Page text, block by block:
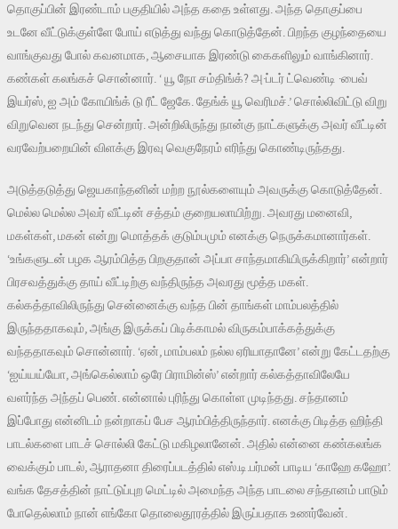
தொகுப்பின் இரண்டாம் பகுதியில் அந்த கதை உள்ளது. அந்த தொகுப்பை
உடனே வீட்டுக்குள்ளே போய் எடுத்து வந்து கொடுத்தேன். பிறந்த குழந்தையை
வாங்குவது போல் கவனமாக, ஆசையாக இரண்டு கைகளிலும் வாங்கினார்.
கண்கள் கலங்கச் சொன்னார். ‘ யூ நோ சம்திங்க்? அ·ப்டர் ட்வெண்டி ·பைவ்
இயர்ஸ், ஐ அம் கோயிங்க் டு ரீட் ஜேகே. தேங்க் யூ வெரிமச்.’ சொல்லிவிட்டு விறு
விறுவென நடந்து சென்றார். அன்றிலிருந்து நான்கு நாட்களுக்கு அவர் வீட்டின்
வரவேற்பறையின் விளக்கு இரவு வெகுநேரம் எரிந்து கொண்டிருந்தது.
அடுத்தடுத்து ஜெயகாந்தனின் மற்ற நூல்களையும் அவருக்கு கொடுத்தேன்.
மெல்ல மெல்ல அவர் வீட்டின் சத்தம் குறையலாயிற்று. அவரது மனைவி,
மகள்கள், மகன் என்று மொத்தக் குடும்பமும் எனக்கு நெருக்கமானார்கள்.
‘உங்களுடன் பழக ஆரம்பித்த பிறகுதான் அப்பா சாந்தமாகியிருக்கிறார்’ என்றார்
பிரசவத்துக்கு தாய் வீட்டிற்கு வந்திருந்த அவரது மூத்த மகள்.
கல்கத்தாவிலிருந்து சென்னைக்கு வந்த பின் தாங்கள் மாம்பலத்தில்
இருந்ததாகவும், அங்கு இருக்கப் பிடிக்காமல் விருகம்பாக்கத்துக்கு
வந்ததாகவும் சொன்னார். ‘ஏன், மாம்பலம் நல்ல ஏரியாதானே’ என்று கேட்டதற்கு
‘ஐய்யய்யோ, அங்கெல்லாம் ஒரே பிராமின்ஸ்’ என்றார் கல்கத்தாவிலேயே
வளர்ந்த அந்தப் பெண். என்னால் புரிந்து கொள்ள முடிந்தது. சந்தானம்
இப்போது என்னிடம் நன்றாகப் பேச ஆரம்பித்திருந்தார். எனக்கு பிடித்த ஹிந்தி
பாடல்களை பாடச் சொல்லி கேட்டு மகிழலானேன். அதில் என்னை கண்கலங்க
வைக்கும் பாடல், ஆராதனா திரைப்படத்தில் எஸ்.டி.பர்மன் பாடிய ‘காஹே கஹோ’.
வங்க தேசத்தின் நாட்டுப்புற மெட்டில் அமைந்த அந்த பாடலை சந்தானம் பாடும்
போதெல்லாம் நான் எங்கோ தொலைதூரத்தில் இருப்பதாக உணர்வேன்.